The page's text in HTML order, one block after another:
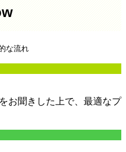
な流れ
お聞きした上で、最適なプ